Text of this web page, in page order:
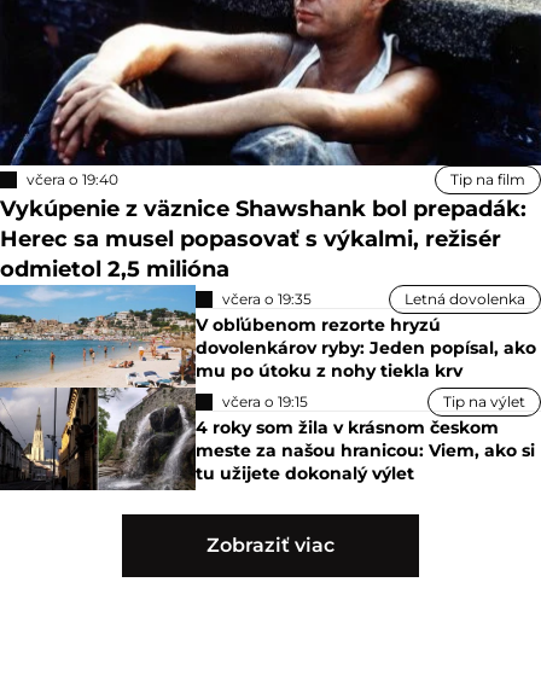
včera o 19:40 Tip na film
Vykúpenie z väznice Shawshank bol prepadák:
Herec sa musel popasovať s výkalmi, režisér
odmietol 2,5 milióna
včera o 19:35 Letná dovolenka
V obľúbenom rezorte hryzú
dovolenkárov ryby: Jeden popísal, ako
mu po útoku z nohy tiekla krv
včera o 19:15 Tip na výlet
4 roky som žila v krásnom českom
meste za našou hranicou: Viem, ako si
tu užijete dokonalý výlet
Zobraziť viac